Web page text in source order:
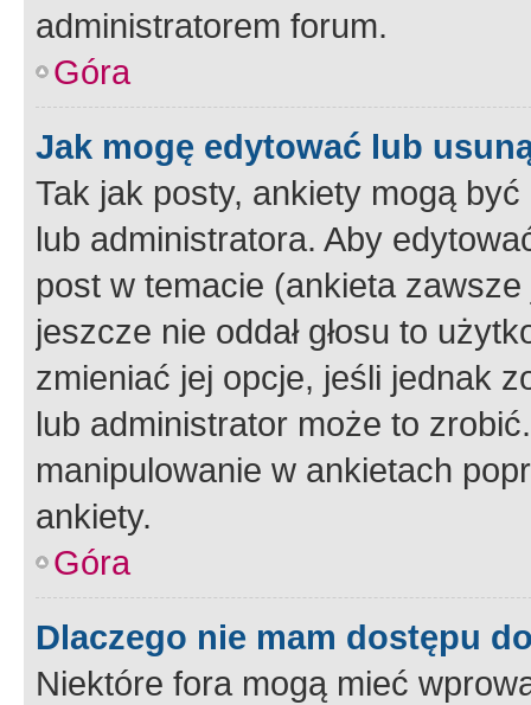
administratorem forum.
Góra
Jak mogę edytować lub
Tak jak posty, ankiety mogą
lub administratora. Aby
post w temacie (ankieta
jeszcze nie oddał głosu to
zmieniać jej opcje, jeśli jednak
lub administrator może to
manipulowanie w ankietach
ankiety.
Góra
Dlaczego nie mam dostępu
Niektóre fora mogą mieć